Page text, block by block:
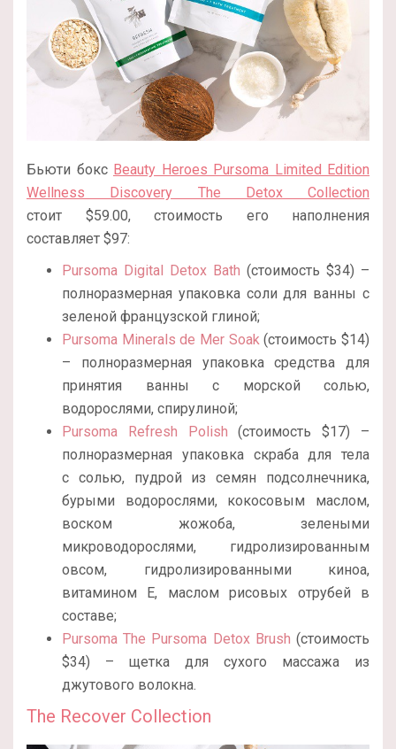
Бьюти бокс Beauty Heroes Pursoma Limited Edition
Wellness Discovery The Detox Collection
стоит $59.00, стоимость его наполнения
составляет $97:
Pursoma Digital Detox Bath (стоимость $34) –
полноразмерная упаковка соли для ванны с
зеленой французской глиной;
Pursoma Minerals de Mer Soak(стоимость $14)
– полноразмерная упаковка средства для
принятия ванны с морской солью,
водорослями, спирулиной;
Pursoma Refresh Polish (стоимость $17) –
полноразмерная упаковка скраба для тела
c солью, пудрой из семян подсолнечника,
бурыми водорослями, кокосовым маслом,
воском жожоба, зелеными
микроводорослями, гидролизированным
овсом, гидролизированными киноа,
витамином Е, маслом рисовых отрубей в
составе;
Pursoma The Pursoma Detox Brush (стоимость
$34) – щетка для сухого массажа из
джутового волокна.
The Recover Collection